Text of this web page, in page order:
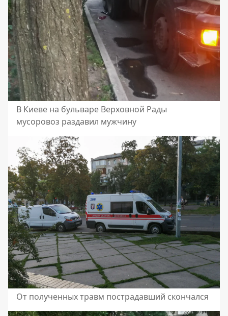
В Киеве на бульваре Верховной Рады
мусоровоз раздавил мужчину
От полученных травм пострадавший скончался